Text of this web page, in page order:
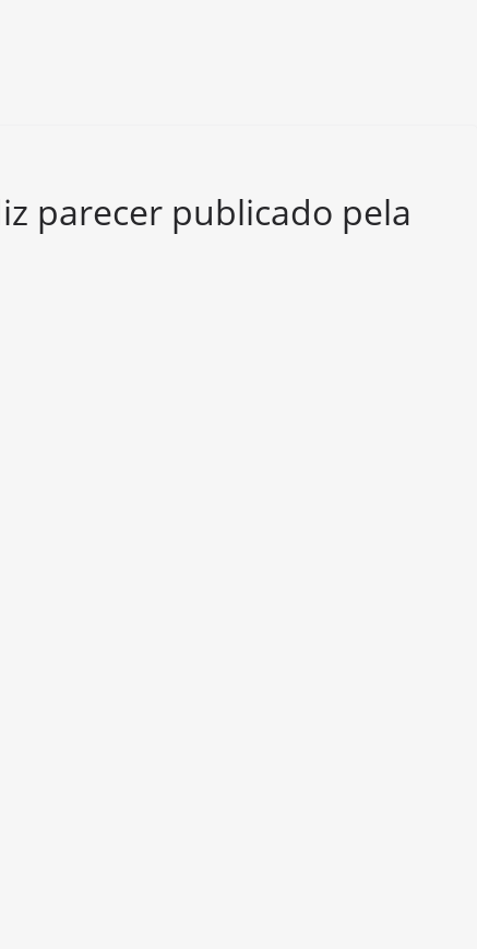
parecer publicado pela